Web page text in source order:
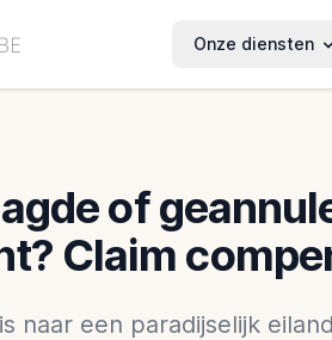
Onze diensten
of
Claim
naar een paradijselijk